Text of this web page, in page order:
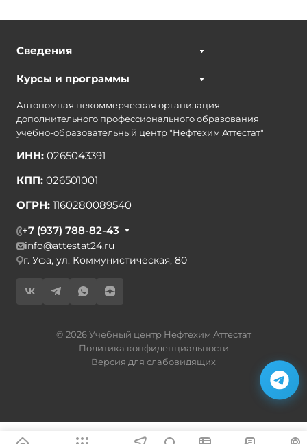
Сведения
Курсы и программы
Автономная некоммерческая организация
дополнительного профессионального образования
учебно-образовательный центр "Нефтехим Аттестат"
ИНН: 0265043391
КПП: 026501001
ОГРН: 1160280089540
+7 (937) 788-82-43
info@attestat24.ru
г. Уфа, ул. Коммунистическая, 80
© 2026 Учебный центр Нефтехим Аттестат
Политика конфиденциальности
Версия для слабовидящих